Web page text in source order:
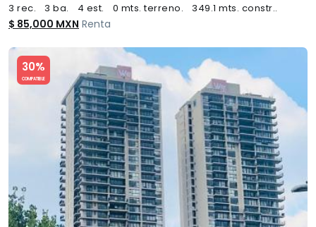
3 rec. 3 ba. 4 est. 0 mts. terreno. 349.1 mts. constr..
$ 85,000 MXN Renta
30%
COMPATIBLE
Slide 1 of 5